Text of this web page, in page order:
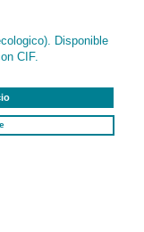
Disponible
CIF.